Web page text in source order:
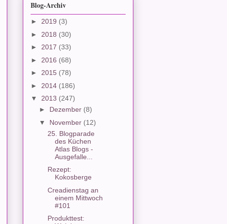
Blog-Archiv
► 2019 (3)
► 2018 (30)
► 2017 (33)
► 2016 (68)
► 2015 (78)
► 2014 (186)
▼ 2013 (247)
► Dezember (8)
▼ November (12)
25. Blogparade
des Küchen
Atlas Blogs -
Ausgefalle...
Rezept:
Kokosberge
Creadienstag an
einem Mittwoch
#101
Produkttest: